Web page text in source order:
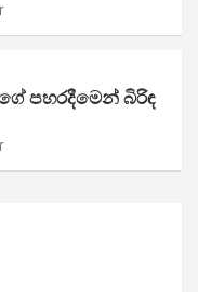
පහරදීමෙන් බිරිඳ